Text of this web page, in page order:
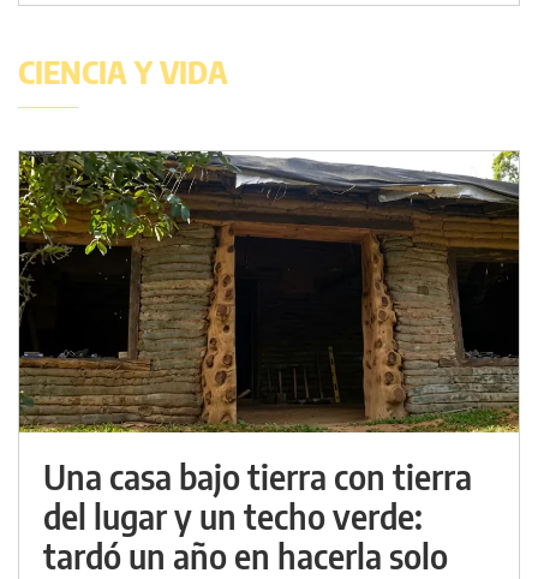
CIENCIA Y VIDA
Una casa bajo tierra con tierra
del lugar y un techo verde:
tardó un año en hacerla solo